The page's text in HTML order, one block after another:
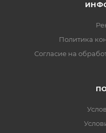
Политика
Cогласие на